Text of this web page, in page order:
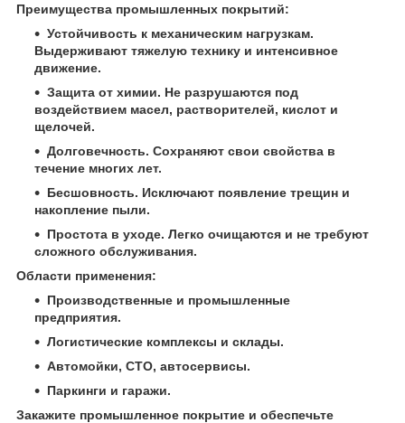
Преимущества промышленных покрытий:
Устойчивость к механическим нагрузкам.
Выдерживают тяжелую технику и интенсивное
движение.
Защита от химии. Не разрушаются под
воздействием масел, растворителей, кислот и
щелочей.
Долговечность. Сохраняют свои свойства в
течение многих лет.
Бесшовность. Исключают появление трещин и
накопление пыли.
Простота в уходе. Легко очищаются и не требуют
сложного обслуживания.
Области применения:
Производственные и промышленные
предприятия.
Логистические комплексы и склады.
Автомойки, СТО, автосервисы.
Паркинги и гаражи.
Закажите промышленное покрытие и обеспечьте